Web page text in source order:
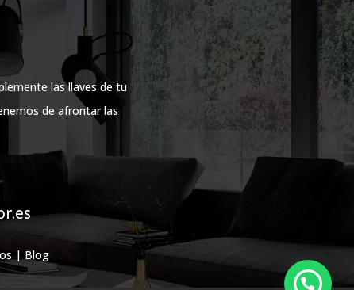
las llaves de tu
de afrontar las
|Blog